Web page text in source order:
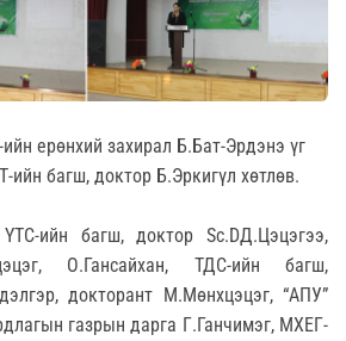
ерөнхий захирал Б.Бат-Эрдэнэ үг
ийн багш, доктор Б.Эркигүл хөтлөв.
ийн багш, доктор Sc.DД.Цэцэгээ,
О.Гансайхан, ТДС-ийн багш,
докторант М.Мөнхцэцэг, “АПУ”
газрын дарга Г.Ганчимэг, МХЕГ-